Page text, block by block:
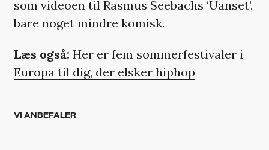
som videoen til Rasmus Seebachs ‘Uanset’,
bare noget mindre komisk.
Læs også: Her er fem sommerfestivaler i
Europa til dig, der elsker hiphop
VI ANBEFALER